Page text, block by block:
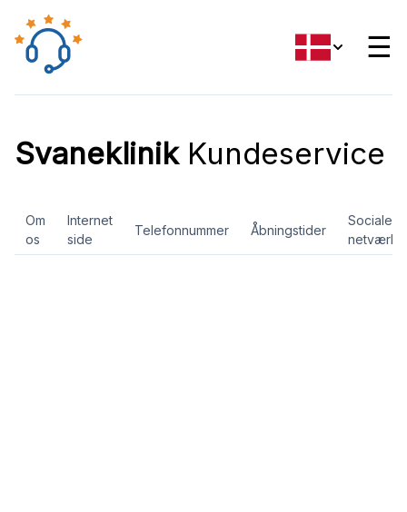
☰
SvaneklinikKundeservice
Om
os
Internet
side
Telefonnummer Åbningstider
Sociale
netværk